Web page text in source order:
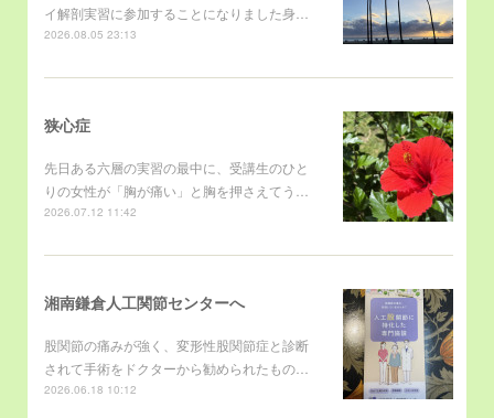
イ解剖実習に参加することになりました身…
2026.08.05 23:13
狭心症
先日ある六層の実習の最中に、受講生のひと
りの女性が「胸が痛い」と胸を押さえてう…
2026.07.12 11:42
湘南鎌倉人工関節センターへ
股関節の痛みが強く、変形性股関節症と診断
されて手術をドクターから勧められたもの…
2026.06.18 10:12